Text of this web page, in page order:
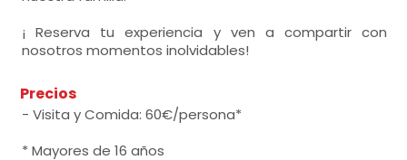
¡ Reserva tu experiencia y ven a compartir con
nosotros momentos inolvidables!
Precios
- Visita y Comida: 60€/persona*
* Mayores de 16 años